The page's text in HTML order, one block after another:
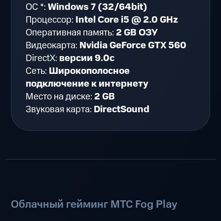
ОС *:Windows 7 (32/64bit)
Процессор: Intel Core i5 @ 2.0 GHz
Оперативная память: 2 GB ОЗУ
Видеокарта: Nvidia GeForce GTX 560
DirectX: версии 9.0c
Сеть: Широкополосное
подключение к интернету
Место на диске: 2 GB
Звуковая карта: DirectSound
Облачный гейминг МТС Fog Play